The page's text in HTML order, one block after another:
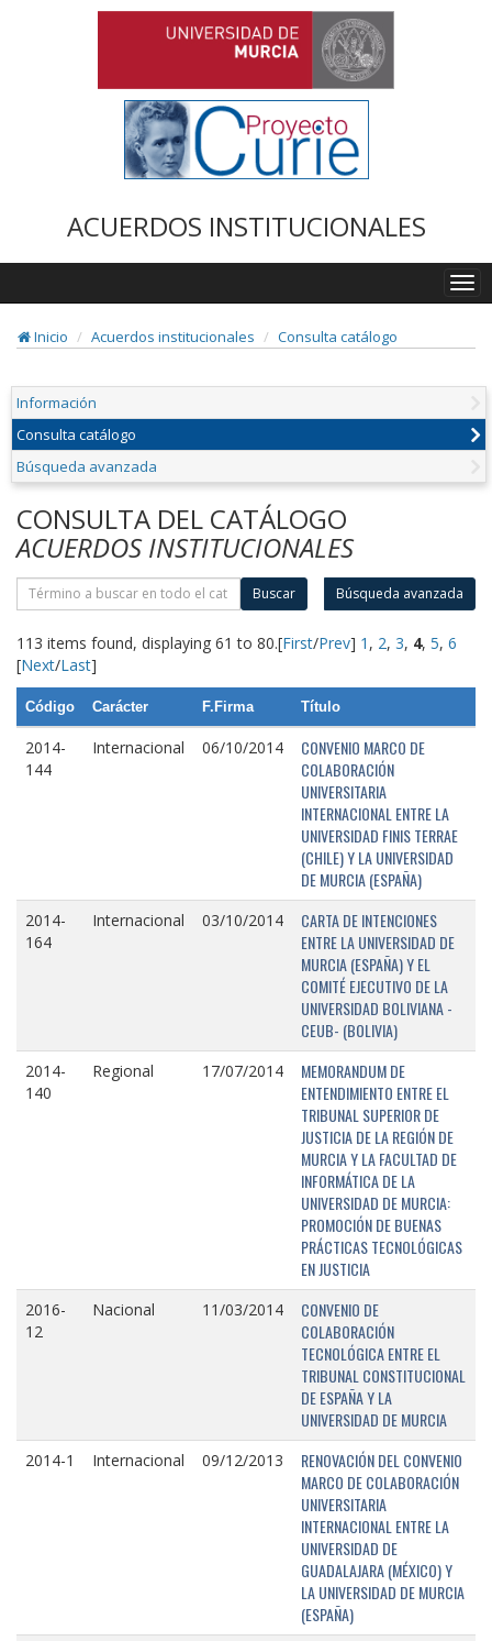
ACUERDOS INSTITUCIONALES
Inicio
Acuerdos institucionales Consulta catálogo
Información
Consulta catálogo
Búsqueda avanzada
CONSULTA DEL CATÁLOGO
ACUERDOS INSTITUCIONALES
Buscar Búsqueda avanzada
113 items found, displaying 61 to 80.[First/Prev] 1 , 2, 3, 4, 5, 6
[Next/Last]
Código Carácter F.Firma Título
2014-
144
Internacional 06/10/2014
CONVENIO MARCO DE
COLABORACIÓN
UNIVERSITARIA
INTERNACIONAL ENTRE LA
UNIVERSIDAD FINIS TERRAE
(CHILE) Y LA UNIVERSIDAD
DE MURCIA (ESPAÑA)
2014-
164
Internacional 03/10/2014
CARTA DE INTENCIONES
ENTRE LA UNIVERSIDAD DE
MURCIA (ESPAÑA) Y EL
COMITÉ EJECUTIVO DE LA
UNIVERSIDAD BOLIVIANA -
CEUB- (BOLIVIA)
2014-
140
Regional 17/07/2014
MEMORANDUM DE
ENTENDIMIENTO ENTRE EL
TRIBUNAL SUPERIOR DE
JUSTICIA DE LA REGIÓN DE
MURCIA Y LA FACULTAD DE
INFORMÁTICA DE LA
UNIVERSIDAD DE MURCIA:
PROMOCIÓN DE BUENAS
PRÁCTICAS TECNOLÓGICAS
EN JUSTICIA
2016-
12
Nacional 11/03/2014
CONVENIO DE
COLABORACIÓN
TECNOLÓGICA ENTRE EL
TRIBUNAL CONSTITUCIONAL
DE ESPAÑA Y LA
UNIVERSIDAD DE MURCIA
2014-1 Internacional 09/12/2013
RENOVACIÓN DEL CONVENIO
MARCO DE COLABORACIÓN
UNIVERSITARIA
INTERNACIONAL ENTRE LA
UNIVERSIDAD DE
GUADALAJARA (MÉXICO) Y
LA UNIVERSIDAD DE MURCIA
(ESPAÑA)